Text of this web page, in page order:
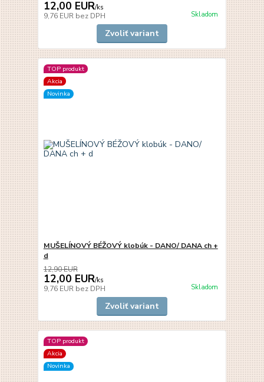
12,00 EUR/ks
9,76 EUR bez DPH Skladom
Zvoliť variant
TOP produkt
Akcia
Novinka
MUŠELÍNOVÝ BÉŽOVÝ klobúk - DANO/ DANA ch +
d
12,90 EUR
12,00 EUR/ks
9,76 EUR bez DPH Skladom
Zvoliť variant
TOP produkt
Akcia
Novinka